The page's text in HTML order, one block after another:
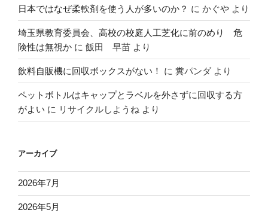
日本ではなぜ柔軟剤を使う人が多いのか？ に かぐや より
埼玉県教育委員会、高校の校庭人工芝化に前のめり 危
険性は無視か に 飯田 早苗 より
飲料自販機に回収ボックスがない！ に 糞パンダ より
ペットボトルはキャップとラベルを外さずに回収する方
がよい に リサイクルしようね より
アーカイブ
2026年7月
2026年5月